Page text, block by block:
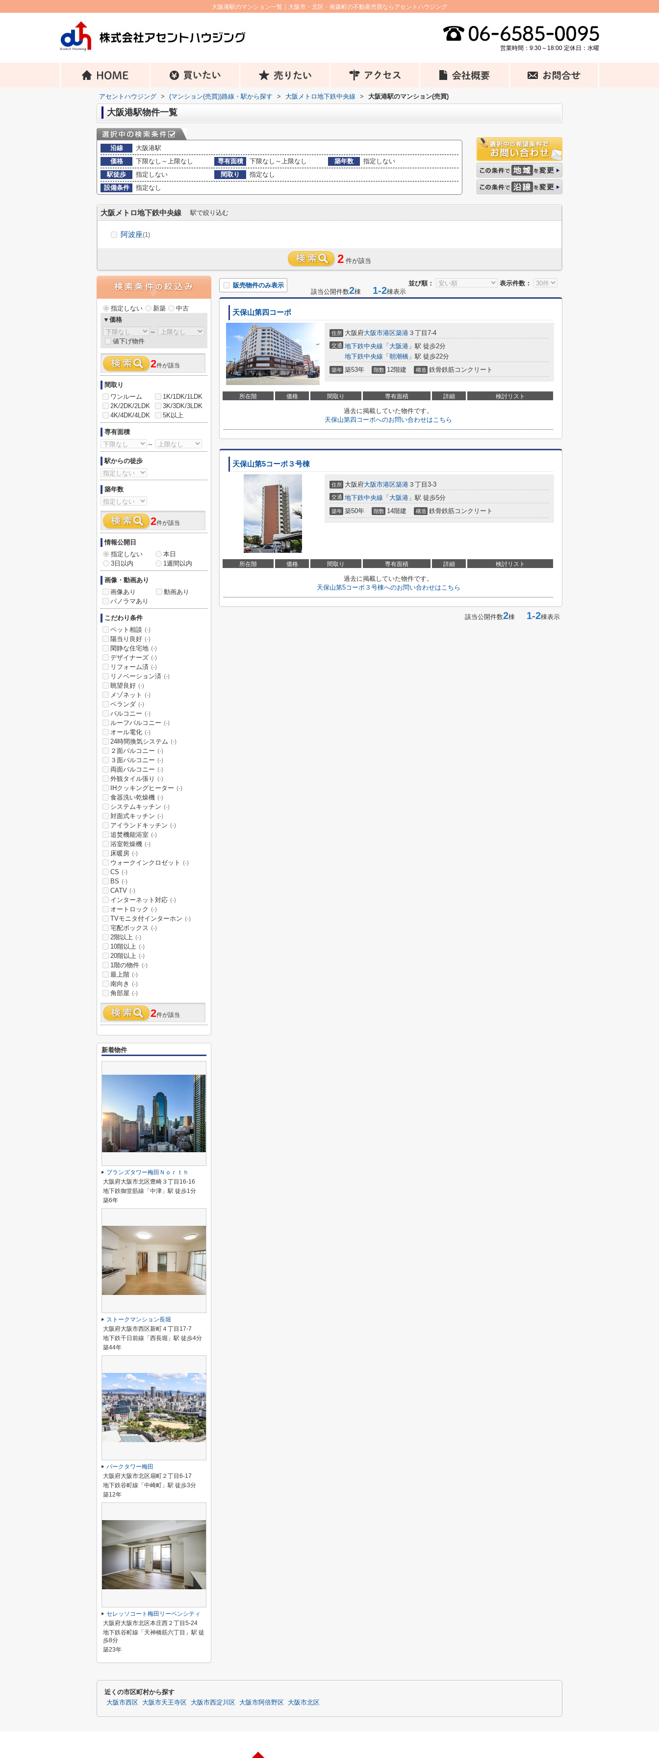
大阪港駅のマンション一覧｜大阪市・北区・南森町の不動産売買ならアセントハウジング
営業時間：9:30～18:00 定休日：水曜
アセントハウジング > (マンション(売買))路線・駅から探す > 大阪メトロ地下鉄中央線 > 大阪港駅のマンション(売買)
大阪港駅物件一覧
沿線
大阪港駅
価格
下限なし～上限なし 専有面積 下限なし～上限なし 築年数
指定しない
駅徒歩
指定しない 間取り
指定なし
設備条件
指定なし
大阪メトロ地下鉄中央線 駅で絞り込む
阿波座(1)
2 件が該当
並び順： 表示件数：
販売物件のみ表示
該当公開件数2棟 1-2棟表示
天保山第四コーポ
住所 大阪府大阪市港区築港 ３丁目7-4
交通 地下鉄中央線 「 大阪港 」駅 徒歩2分
地下鉄中央線 「 朝潮橋 」駅 徒歩22分
築年 築53年 階数 12階建 構造 鉄骨鉄筋コンクリート
所在階 価格 間取り 専有面積 詳細 検討リスト
過去に掲載していた物件です。
天保山第四コーポへのお問い合わせはこちら
天保山第5コーポ３号棟
住所 大阪府大阪市港区築港 ３丁目3-3
交通 地下鉄中央線 「 大阪港 」駅 徒歩5分
築年 築50年 階数 14階建 構造 鉄骨鉄筋コンクリート
所在階 価格 間取り 専有面積 詳細 検討リスト
過去に掲載していた物件です。
天保山第5コーポ３号棟へのお問い合わせはこちら
該当公開件数2棟 1-2棟表示
指定しない 新築
中古
▼価格
～
値下げ物件
2件が該当
間取り
ワンルーム
1K/1DK/1LDK
2K/2DK/2LDK
3K/3DK/3LDK
4K/4DK/4LDK
5K以上
専有面積
～
駅からの徒歩
築年数
2件が該当
情報公開日
指定しない
本日
3日以内
1週間以内
画像・動画あり
画像あり
動画あり
パノラマあり
こだわり条件
ペット相談 (-)
陽当り良好 (-)
閑静な住宅地 (-)
デザイナーズ (-)
リフォーム済 (-)
リノベーション済 (-)
眺望良好 (-)
メゾネット (-)
ベランダ (-)
バルコニー (-)
ルーフバルコニー (-)
オール電化 (-)
24時間換気システム (-)
２面バルコニー (-)
３面バルコニー (-)
両面バルコニー (-)
外観タイル張り (-)
IHクッキングヒーター (-)
食器洗い乾燥機 (-)
システムキッチン (-)
対面式キッチン (-)
アイランドキッチン (-)
追焚機能浴室 (-)
浴室乾燥機 (-)
床暖房 (-)
ウォークインクロゼット (-)
CS (-)
BS (-)
CATV (-)
インターネット対応 (-)
オートロック (-)
TVモニタ付インターホン (-)
宅配ボックス (-)
2階以上 (-)
10階以上 (-)
20階以上 (-)
1階の物件 (-)
最上階 (-)
南向き (-)
角部屋 (-)
2件が該当
新着物件
ブランズタワー梅田Ｎｏｒｔｈ
大阪府大阪市北区豊崎３丁目16-16
地下鉄御堂筋線「中津」駅 徒歩1分
築6年
ストークマンション長堀
大阪府大阪市西区新町４丁目17-7
地下鉄千日前線「西長堀」駅 徒歩4分
築44年
パークタワー梅田
大阪府大阪市北区扇町２丁目6-17
地下鉄谷町線「中崎町」駅 徒歩3分
築12年
セレッソコート梅田リーベンシティ
大阪府大阪市北区本庄西２丁目5-24
地下鉄谷町線「天神橋筋六丁目」駅 徒
歩8分
築23年
近くの市区町村から探す
大阪市西区 大阪市天王寺区 大阪市西淀川区 大阪市阿倍野区 大阪市北区